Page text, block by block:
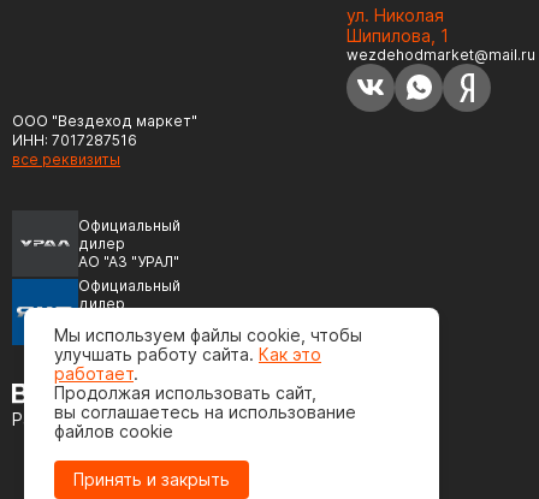
ООО "Вездеход маркет"
ИНН: 7017287516
все реквизиты
Официальный
дилер
АО "АЗ "УРАЛ"
Официальный
дилер
(ЯМЗ)
Разработка сайта
ул. Николая
Шипилова, 1
wezdehodmarket@mail.ru
Мы используем файлы cookie, чтобы
улучшать работу сайта. Как это
работает.
Продолжая использовать сайт,
вы соглашаетесь на использование
файлов cookie
Принять и закрыть